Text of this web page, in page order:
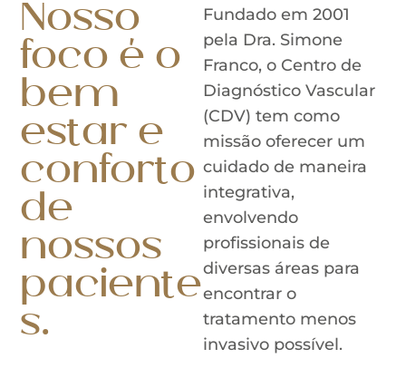
Nosso
foco é o
bem
estar e
conforto
de
nossos
paciente
s.
Fundado em 2001
pela Dra. Simone
Franco, o Centro de
Diagnóstico Vascular
(CDV) tem como
missão oferecer um
cuidado de maneira
integrativa,
envolvendo
profissionais de
diversas áreas para
encontrar o
tratamento menos
invasivo possível.